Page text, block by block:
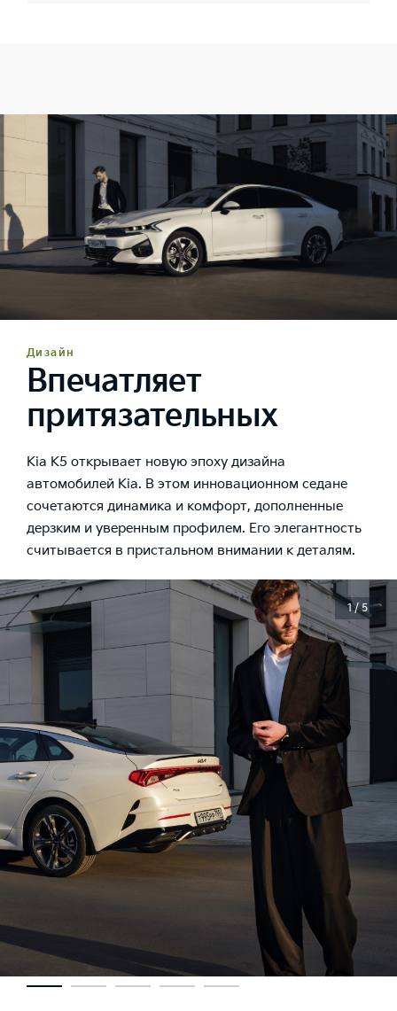
Дизайн
Впечатляет
притязательных
Kia K5 открывает новую эпоху дизайна
автомобилей Kia. В этом инновационном седане
сочетаются динамика и комфорт, дополненные
дерзким и уверенным профилем. Его элегантность
считывается в пристальном внимании к деталям.
1 / 5